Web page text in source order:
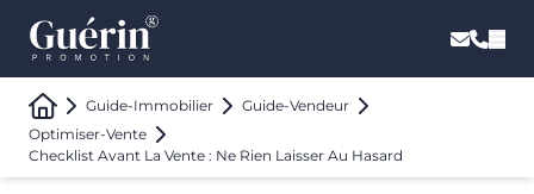
Guide-Immobilier
Guide-Vendeur
Optimiser-Vente
Checklist Avant La Vente : Ne Rien Laisser Au Hasard